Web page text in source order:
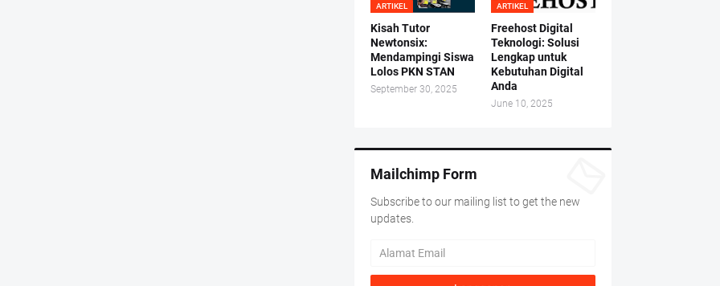
ARTIKEL
Kisah Tutor
Newtonsix:
Mendampingi Siswa
Lolos PKN STAN
September 30, 2025
ARTIKEL
Freehost Digital
Teknologi: Solusi
Lengkap untuk
Kebutuhan Digital
Anda
June 10, 2025
Mailchimp Form
Subscribe to our mailing list to get the new
updates.